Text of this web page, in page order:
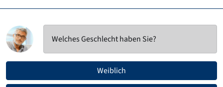
Welches Geschlecht haben Sie?
Weiblich